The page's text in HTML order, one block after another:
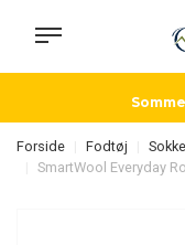
Forside Fodtøj
SmartWool Everyday